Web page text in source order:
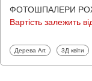
ФОТОШПАЛЕРИ
Вартість залежить
Фотошпалери
Дерева Art 3Д квіти